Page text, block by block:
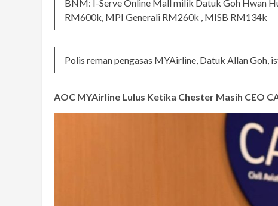
BNM: I-Serve Online Mall milik Datuk Goh Hwan
RM600k, MPI Generali RM260k , MISB RM134k
Polis reman pengasas MYAirline, Datuk Allan Goh,
AOC MYAirline Lulus Ketika Chester Masih CEO